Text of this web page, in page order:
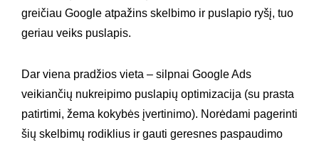
greičiau Google atpažins skelbimo ir puslapio ryšį, tuo
geriau veiks puslapis.
Dar viena pradžios vieta – silpnai Google Ads
veikiančių nukreipimo puslapių optimizacija (su prasta
patirtimi, žema kokybės įvertinimo). Norėdami pagerinti
šių skelbimų rodiklius ir gauti geresnes paspaudimo